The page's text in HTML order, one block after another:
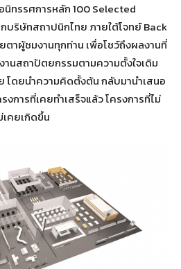
นิทรรศการหลัก 100 Selected
บริษัทสถาปนิกไทย ภายใต้โจทย์ Back
ตาผู้ชมงานทุกท่าน เพื่อโชว์ถึงผลงานที่
นสถาปัตยกรรมตามความตั้งใจเดิม
โดยนำความคิดตั้งต้น กลับมานำเสนอ
งการที่เคยทำเสร็จแล้ว โครงการที่ไม่
เคยเกิดขึ้น